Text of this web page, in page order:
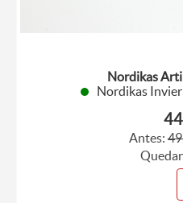
Nordikas
Nordikas
Antes: